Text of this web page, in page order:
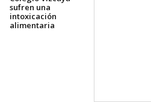
sufren una
intoxicación
alimentaria